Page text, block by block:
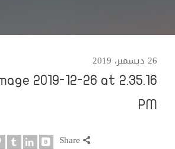
26 ديسمبر، 2019
2019-12-26 at 2.35.16
PM
Share